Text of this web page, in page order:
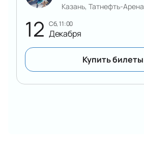
12 сб, 11:00
Декабря
Казань, Татнефть-Арена
Купить билеты